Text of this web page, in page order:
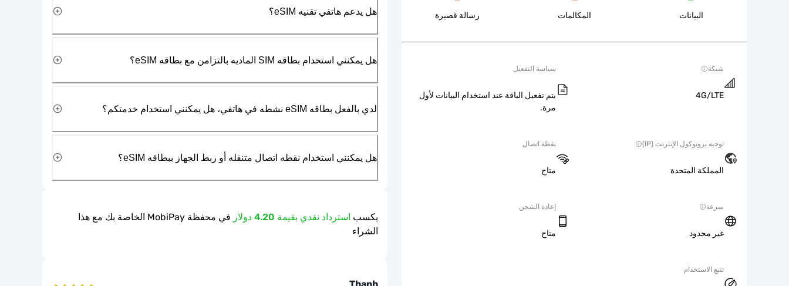
البيانات المكالمات رسالة قصيرة
شبكة
4G/LTE
سياسة التفعيل
يتم تفعيل الباقة عند استخدام البيانات لأول
مرة.
توجيه بروتوكول الإنترنت (IP)
المملكة المتحدة
نقطة اتصال
متاح
سرعة
غير محدود
إعادة الشحن
متاح
تتبع الاستخدام
هل يدعم هاتفي تقنيه eSIM؟
هل يمكنني استخدام بطاقه SIM الماديه بالتزامن مع بطاقه eSIM؟
لدي بالفعل بطاقه eSIM نشطه في هاتفي، هل يمكنني استخدام خدمتكم؟
هل يمكنني استخدام نقطه اتصال متنقله أو ربط الجهاز ببطاقه eSIM؟
يكسب استرداد نقدي بقيمة 4.20 دولار
في محفظة MobiPay الخاصة بك مع هذا
الشراء